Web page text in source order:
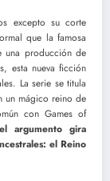
excepto su corte
que la famosa
una producción de
esta nueva ficción
La serie se titula
un mágico reino de
con Games of
argumento gira
el Reino